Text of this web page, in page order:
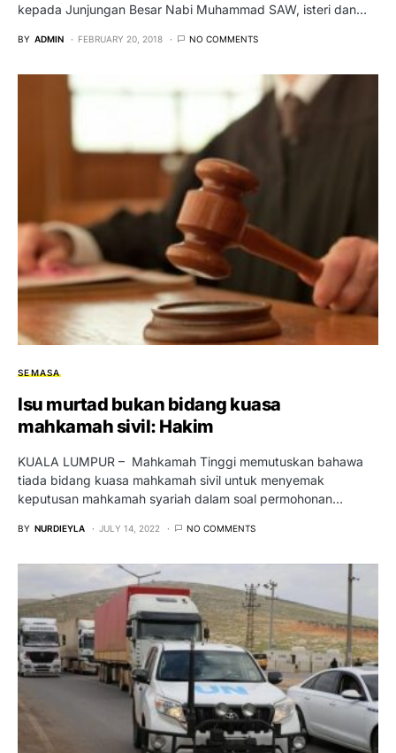
kepada Junjungan Besar Nabi Muhammad SAW, isteri dan…
BY ADMIN FEBRUARY 20, 2018 NO COMMENTS
SEMASA
Isu murtad bukan bidang kuasa
mahkamah sivil: Hakim
KUALA LUMPUR – Mahkamah Tinggi memutuskan bahawa
tiada bidang kuasa mahkamah sivil untuk menyemak
keputusan mahkamah syariah dalam soal permohonan…
BY NURDIEYLA JULY 14, 2022 NO COMMENTS